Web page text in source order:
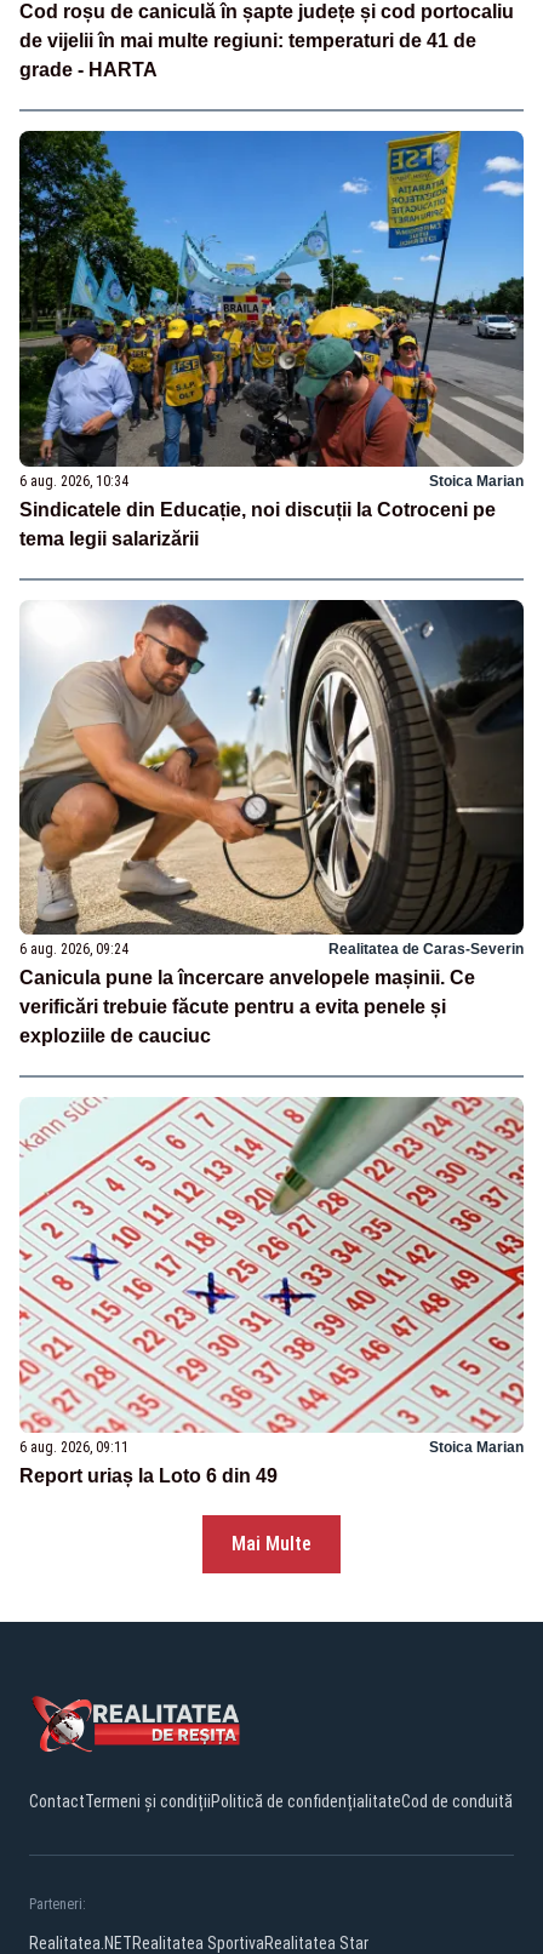
Cod roșu de caniculă în șapte județe și cod portocaliu
de vijelii în mai multe regiuni: temperaturi de 41 de
grade - HARTA
6 aug. 2026, 10:34 Stoica Marian
Sindicatele din Educație, noi discuții la Cotroceni pe
tema legii salarizării
6 aug. 2026, 09:24 Realitatea de Caras-Severin
Canicula pune la încercare anvelopele mașinii. Ce
verificări trebuie făcute pentru a evita penele și
exploziile de cauciuc
6 aug. 2026, 09:11 Stoica Marian
Report uriaș la Loto 6 din 49
Mai Multe
ContactTermeni și condițiiPolitică de confidențialitateCod de conduită
Parteneri:
Realitatea.NETRealitatea SportivaRealitatea Star